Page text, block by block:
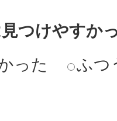
つけやすか
った
ふつ